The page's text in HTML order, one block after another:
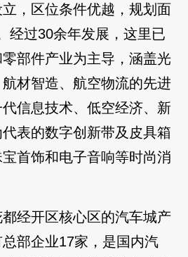
，区位条件优越，规划面
经过30余年发展，这里已
部件产业为主导，涵盖光
材智造、航空物流的先进
信息技术、低空经济、新
表的数字创新带及皮具箱
首饰和电子音响等时尚消
经开区核心区的汽车城产
部企业17家，是国内汽